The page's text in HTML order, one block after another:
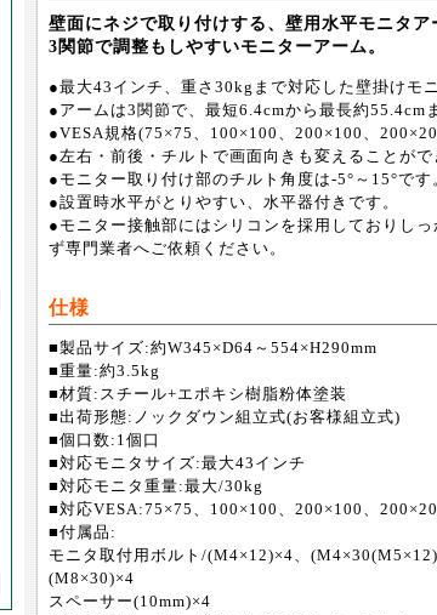
壁面にネジで取り付けする、壁用水平モニタ
3関節で調整もしやすいモニターアーム。
●最大43インチ、重さ30kgまで対応した壁掛けモ
●アームは3関節で、最短6.4cmから最長約55.4cm
●VESA規格(75×75、100×100、200×100、
●左右・前後・チルトで画面向きも変えることがで
●モニター取り付け部のチルト角度は-5°～15°です
●設置時水平がとりやすい、水平器付きです。
●モニター接触部にはシリコンを採用しておりし
ず専門業者へご依頼ください。
仕様
■製品サイズ:約W345×D64～554×H290mm
■重量:約3.5kg
■材質:スチール+エポキシ樹脂粉体塗装
■出荷形態:ノックダウン組立式(お客様組立式)
■個口数:1個口
■対応モニタサイズ:最大43インチ
■対応モニタ重量:最大/30kg
■対応VESA:75×75、100×100、200×100、
■付属品:
モニタ取付用ボルト/(M4×12)×4、
(M8×30)×4
スペーサー(10mm)×4